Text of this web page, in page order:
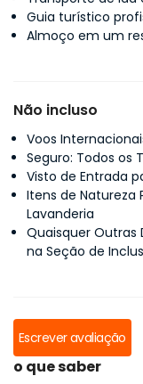
Guia turístico
Almoço em um
Não incluso
Voos
Seguro: Todos os
Visto de Entrada
Itens de Natureza
Lavanderia
Quaisquer Outras
na Seção de
Escrever avaliação
o que saber